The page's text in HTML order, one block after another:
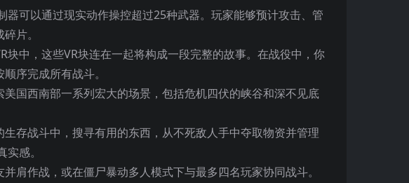
器可以通过现实动作操控超过25种武器。玩家能够预计攻击、管
片。
块中，这些VR块连在一起将构成一段完整的故事。在战役中，你
序完成所有战斗。
国西南部一系列宏大的场景，包括危机四伏的峡谷和深不见底
存战斗中，搜寻有用的东西，从不死敌人手中夺取物资并管理
感。
肩作战，或在僵尸暴动多人模式下与最多四名玩家协同战斗。